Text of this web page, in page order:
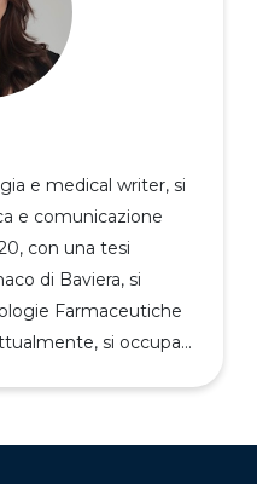
e medical writer, si
e comunicazione
con una tesi
di Baviera, si
Farmaceutiche
si occupa...